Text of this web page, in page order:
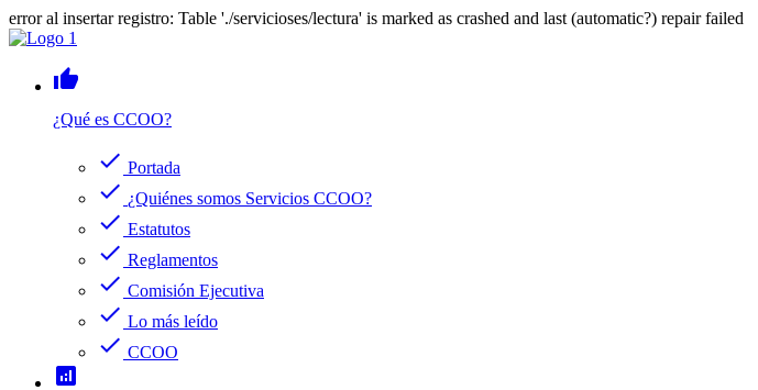
error al insertar registro: Table './servicioses/lectura' is marked as crashed and last (automatic?) repair failed
thumb_up
¿Qué es CCOO?
check Portada
check ¿Quiénes somos Servicios CCOO?
check Estatutos
check Reglamentos
check Comisión Ejecutiva
check Lo más leído
check CCOO
analytics